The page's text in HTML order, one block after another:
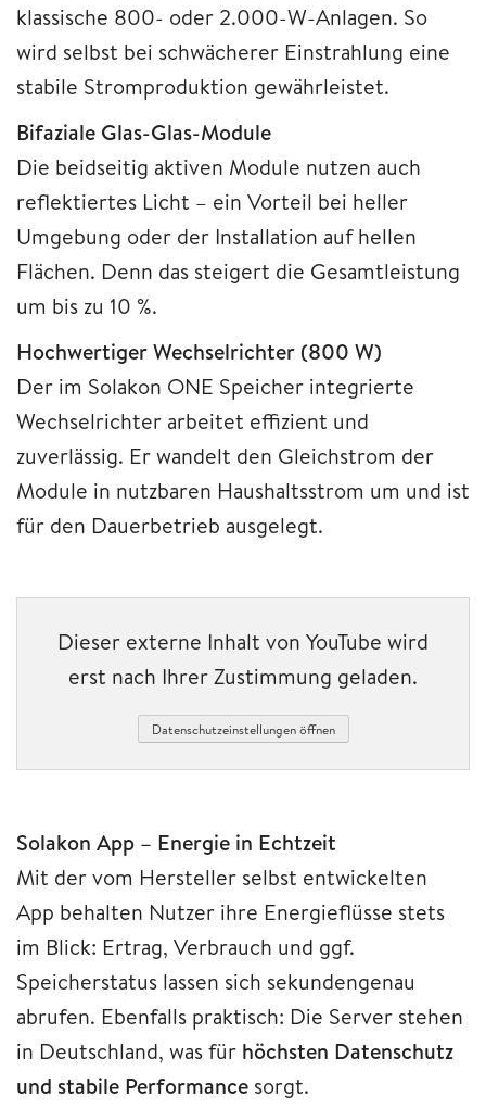
klassische 800- oder 2.000-W-Anlagen. So
wird selbst bei schwächerer Einstrahlung eine
stabile Stromproduktion gewährleistet.
Bifaziale Glas-Glas-Module
Die beidseitig aktiven Module nutzen auch
reflektiertes Licht – ein Vorteil bei heller
Umgebung oder der Installation auf hellen
Flächen. Denn das steigert die Gesamtleistung
um bis zu 10 %.
Hochwertiger Wechselrichter (800 W)
Der im Solakon ONE Speicher integrierte
Wechselrichter arbeitet effizient und
zuverlässig. Er wandelt den Gleichstrom der
Module in nutzbaren Haushaltsstrom um und ist
für den Dauerbetrieb ausgelegt.
Dieser externe Inhalt von YouTube wird
erst nach Ihrer Zustimmung geladen.
Datenschutzeinstellungen öffnen
Solakon App – Energie in Echtzeit
Mit der vom Hersteller selbst entwickelten
App behalten Nutzer ihre Energieflüsse stets
im Blick: Ertrag, Verbrauch und ggf.
Speicherstatus lassen sich sekundengenau
abrufen. Ebenfalls praktisch: Die Server stehen
in Deutschland, was für höchsten Datenschutz
und stabile Performance sorgt.